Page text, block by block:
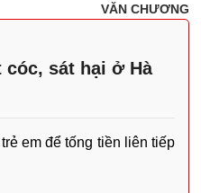
VĂN CHƯƠNG
cóc, sát hại ở Hà
em để tống tiền liên tiếp